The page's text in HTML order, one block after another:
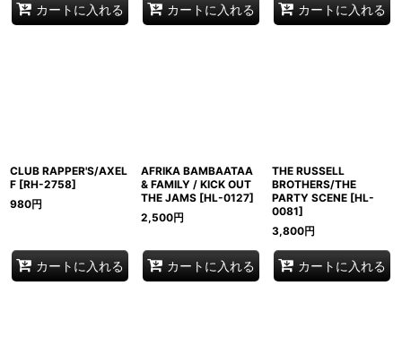
カートに入れる カートに入れる カートに入れる
CLUB RAPPER'S/AXEL
F [RH-2758]
980円
カートに入れる
AFRIKA BAMBAATAA
& FAMILY / KICK OUT
THE JAMS [HL-0127]
2,500円
カートに入れる
THE RUSSELL
BROTHERS/THE
PARTY SCENE [HL-
0081]
3,800円
カートに入れる